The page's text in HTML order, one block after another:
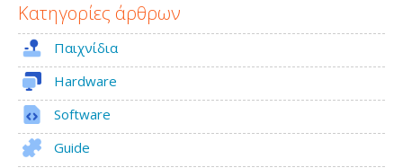
της
Amiga
Κατηγορίες άρθρων
Παιχνίδια
Hardware
Software
Guide